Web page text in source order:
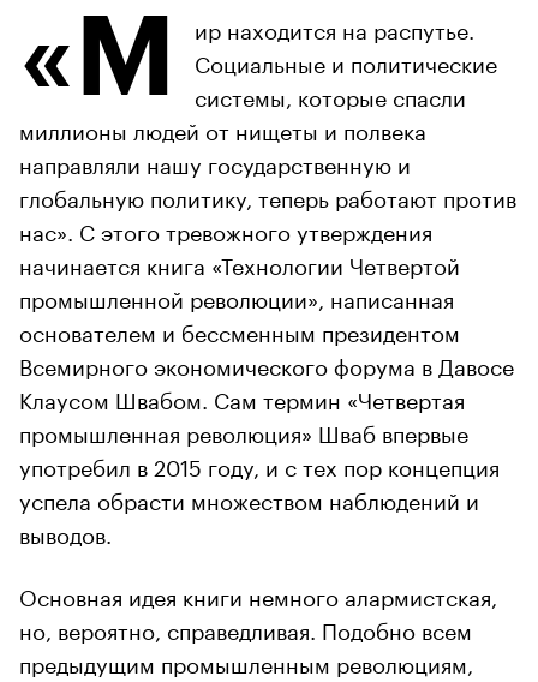
«М
ир находится на распутье.
Социальные и политические
системы, которые спасли
миллионы людей от нищеты и полвека
направляли нашу государственную и
глобальную политику, теперь работают против
нас». С этого тревожного утверждения
начинается книга «Технологии Четвертой
промышленной революции», написанная
основателем и бессменным президентом
Всемирного экономического форума в Давосе
Клаусом Швабом. Сам термин «Четвертая
промышленная революция» Шваб впервые
употребил в 2015 году, и с тех пор концепция
успела обрасти множеством наблюдений и
выводов.
Основная идея книги немного алармистская,
но, вероятно, справедливая. Подобно всем
предыдущим промышленным революциям,